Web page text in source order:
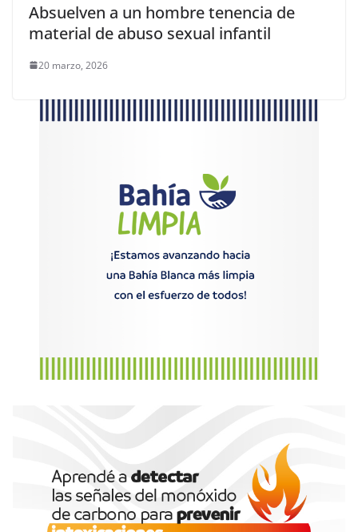
Absuelven a un hombre tenencia de
material de abuso sexual infantil
20 marzo, 2026